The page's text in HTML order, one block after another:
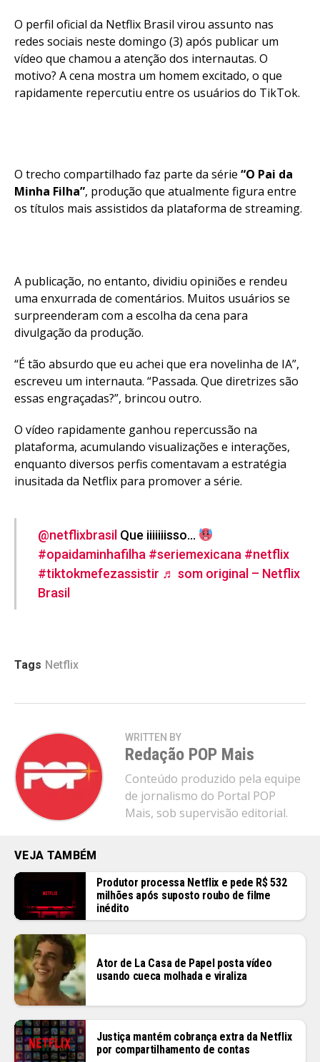
O perfil oficial da Netflix Brasil virou assunto nas
redes sociais neste domingo (3) após publicar um
vídeo que chamou a atenção dos internautas. O
motivo? A cena mostra um homem excitado, o que
rapidamente repercutiu entre os usuários do TikTok.
O trecho compartilhado faz parte da série “O Pai da
Minha Filha”, produção que atualmente figura entre
os títulos mais assistidos da plataforma de streaming.
A publicação, no entanto, dividiu opiniões e rendeu
uma enxurrada de comentários. Muitos usuários se
surpreenderam com a escolha da cena para
divulgação da produção.
“É tão absurdo que eu achei que era novelinha de IA”,
escreveu um internauta. “Passada. Que diretrizes são
essas engraçadas?”, brincou outro.
O vídeo rapidamente ganhou repercussão na
plataforma, acumulando visualizações e interações,
enquanto diversos perfis comentavam a estratégia
inusitada da Netflix para promover a série.
@netflixbrasil Que iiiiiiisso…
#opaidaminhafilha #seriemexicana #netflix
#tiktokmefezassistir ♬ som original – Netflix
Brasil
Tags Netflix
WRITTEN BY
Redação POP Mais
Conteúdo produzido pela equipe
de jornalismo do Portal POP
Mais, sob supervisão editorial.
VEJA TAMBÉM
Produtor processa Netflix e pede R$ 532
milhões após suposto roubo de filme
inédito
Ator de La Casa de Papel posta vídeo
usando cueca molhada e viraliza
Justiça mantém cobrança extra da Netflix
por compartilhamento de contas